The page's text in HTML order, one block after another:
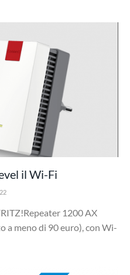
il Wi-Fi
1200 AX
meno di 90 euro), con Wi-